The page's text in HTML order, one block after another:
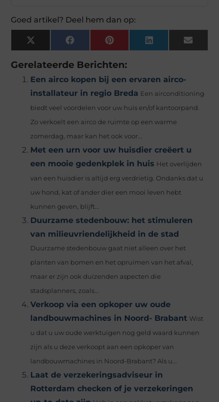
Goed artikel? Deel hem dan op:
X
(Twitter)
FacebookPinterest LinkedIn Email
Gerelateerde Berichten:
Een airco kopen bij een ervaren airco-
installateur in regio Breda Een airconditioning
biedt veel voordelen voor uw huis en/of kantoorpand.
Zo verkoelt een airco de ruimte op een warme
zomerdag, maar kan het ook voor...
Met een urn voor uw huisdier creëert u
een mooie gedenkplek in huis Het overlijden
van een huisdier is altijd erg verdrietig. Ondanks dat u
uw hond, kat of ander dier een mooi leven hebt
kunnen geven, blijft...
Duurzame stedenbouw: het stimuleren
van milieuvriendelijkheid in de stad
Duurzame stedenbouw gaat niet alleen over het
planten van bomen en het opruimen van het afval,
maar er zijn ook duizenden aspecten die
stadsplanners, zoals...
Verkoop via een opkoper uw oude
landbouwmachines in Noord- Brabant Wist
u dat u uw oude werktuigen nog geld waard kunnen
zijn als u deze verkoopt aan een opkoper van
landbouwmachines in Noord-Brabant? Als u...
Laat de verzekeringsadviseur in
Rotterdam checken of je verzekeringen